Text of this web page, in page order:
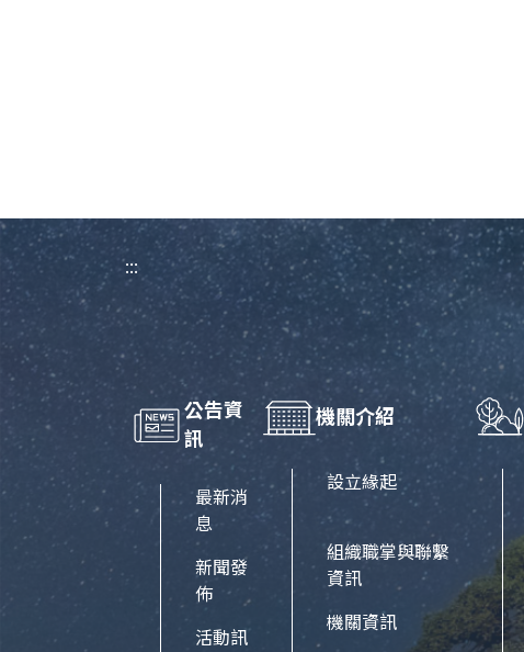
:::
公告資
訊
最新消
息
新聞發
佈
活動訊
機關介紹
設立緣起
組織職掌與聯繫
資訊
機關資訊